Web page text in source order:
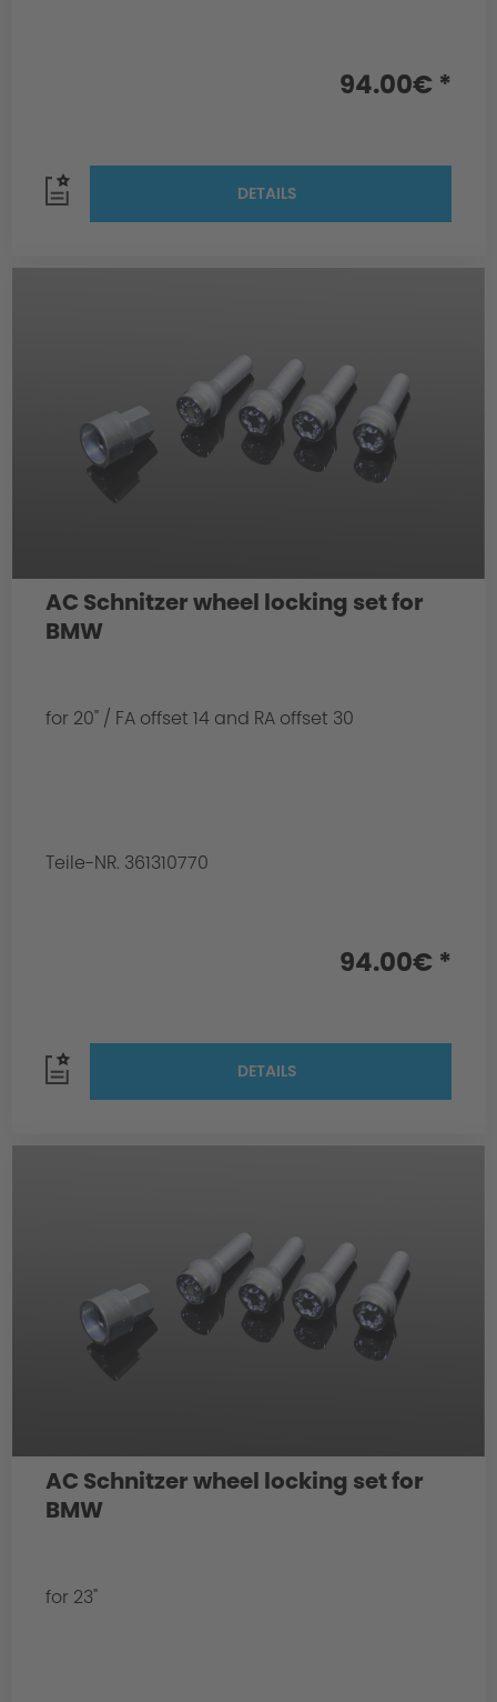
94.00€ *
DETAILS
AC Schnitzer wheel locking set for
BMW
for 20" / FA offset 14 and RA offset 30
Teile-NR. 361310770
94.00€ *
DETAILS
AC Schnitzer wheel locking set for
BMW
for 23"